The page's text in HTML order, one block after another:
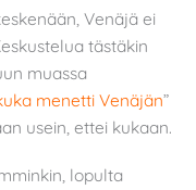
Venäjä ei
tästäkin
muassa
menetti Venäjän”
usein, ettei kukaan.
lopulta